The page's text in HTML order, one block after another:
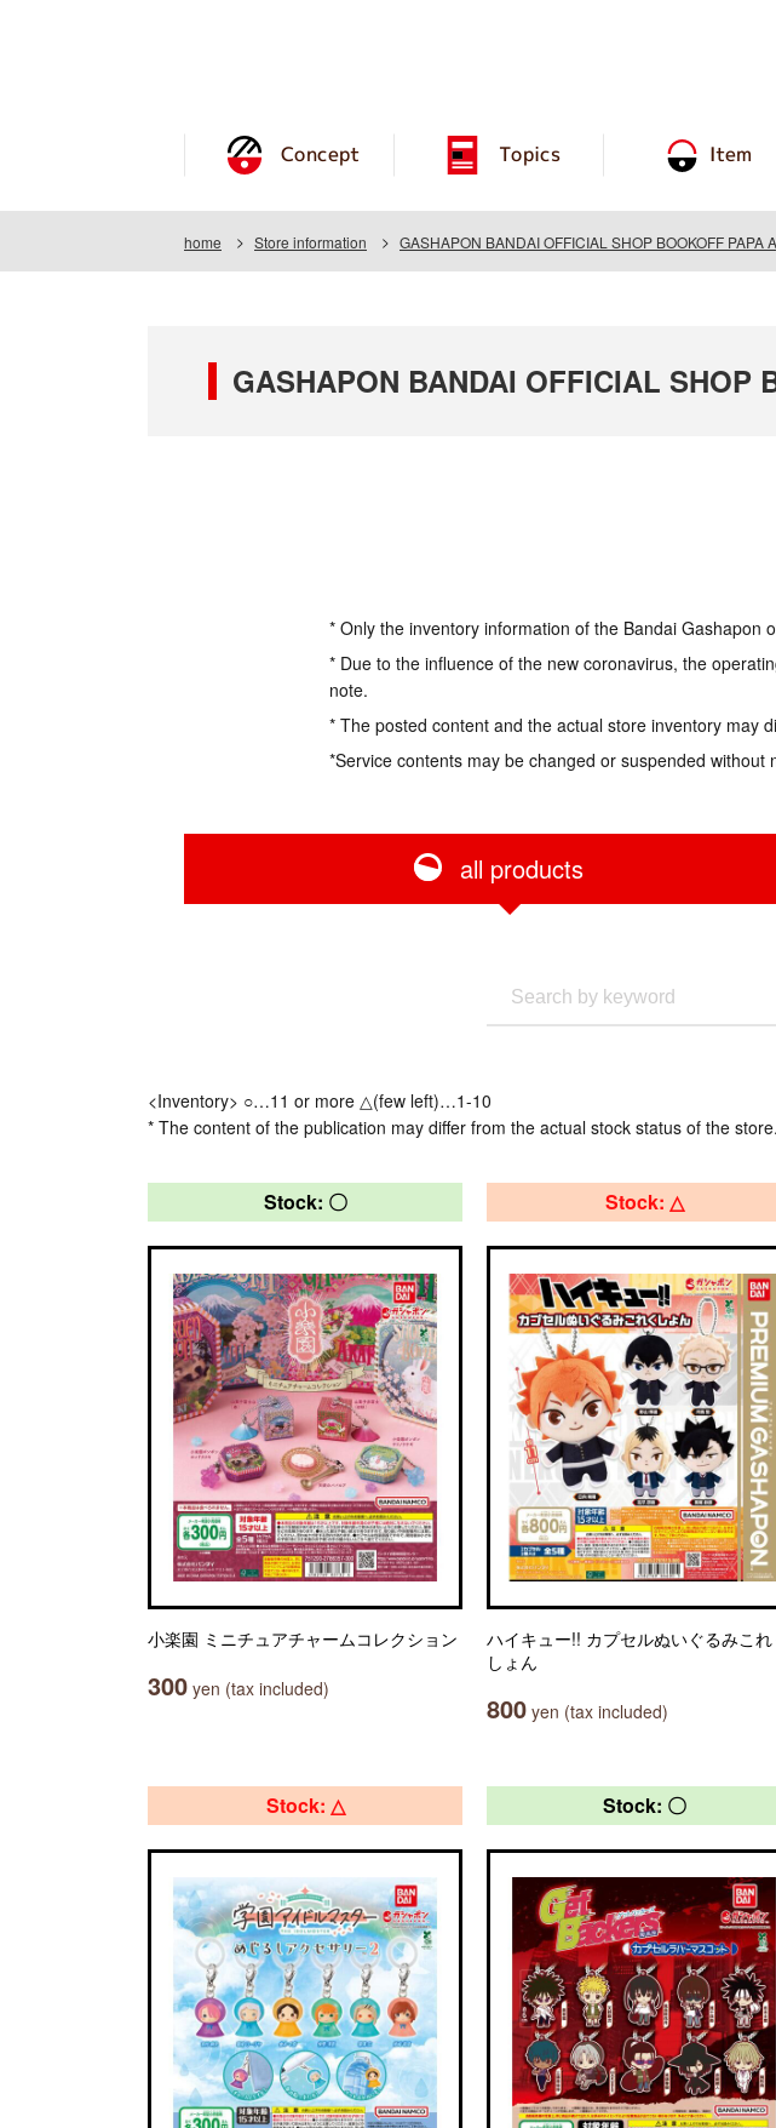
Concept Topics Item
home Store information GASHAPON BANDAI OFFICIAL SHOP BOOKOFF PAPA
GASHAPON BANDAI OFFICIAL SHOP
* Only the inventory information of the Bandai Gashapon
* Due to the influence of the new coronavirus, the
note.
* The posted content and the actual store inventory may
*Service contents may be changed or suspended without
all products
<Inventory> ○…11 or more △(few left)…1-10
* The content of the publication may differ from the actual stock status of the store.
Stock: 〇
小楽園 ミニチュアチャームコレクション
300 yen (tax included)
Stock: △
ハイキュー!! カプセルぬいぐるみこれ
しょん
800 yen (tax included)
Stock: △ Stock: 〇